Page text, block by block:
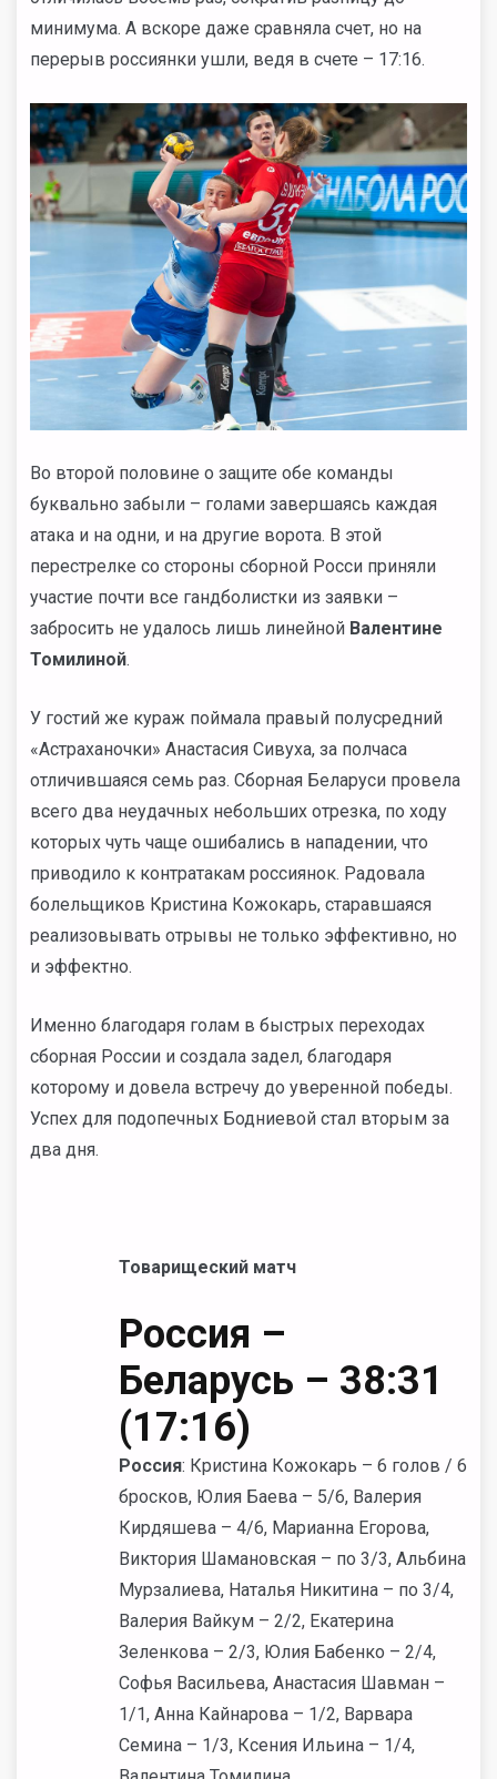
минимума. А вскоре даже сравняла счет, но на
перерыв россиянки ушли, ведя в счете – 17:16.
Во второй половине о защите обе команды
буквально забыли – голами завершаясь каждая
атака и на одни, и на другие ворота. В этой
перестрелке со стороны сборной Росси приняли
участие почти все гандболистки из заявки –
забросить не удалось лишь линейной Валентине
Томилиной.
У гостий же кураж поймала правый полусредний
«Астраханочки» Анастасия Сивуха, за полчаса
отличившаяся семь раз. Сборная Беларуси провела
всего два неудачных небольших отрезка, по ходу
которых чуть чаще ошибались в нападении, что
приводило к контратакам россиянок. Радовала
болельщиков Кристина Кожокарь, старавшаяся
реализовывать отрывы не только эффективно, но
и эффектно.
Именно благодаря голам в быстрых переходах
сборная России и создала задел, благодаря
которому и довела встречу до уверенной победы.
Успех для подопечных Бодниевой стал вторым за
два дня.
Товарищеский матч
Россия –
Беларусь – 38:31
(17:16)
Россия: Кристина Кожокарь – 6 голов / 6
бросков, Юлия Баева – 5/6, Валерия
Кирдяшева – 4/6, Марианна Егорова,
Виктория Шамановская – по 3/3, Альбина
Мурзалиева, Наталья Никитина – по 3/4,
Валерия Вайкум – 2/2, Екатерина
Зеленкова – 2/3, Юлия Бабенко – 2/4,
Софья Васильева, Анастасия Шавман –
1/1, Анна Кайнарова – 1/2, Варвара
Семина – 1/3, Ксения Ильина – 1/4,